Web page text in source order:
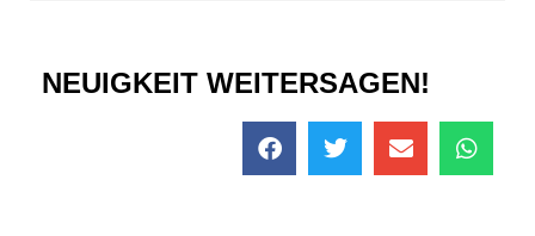
NEUIGKEIT WEITERSAGEN!